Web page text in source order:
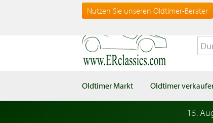
Nutzen Sie unseren Oldtimer-Berater
Oldtimer Markt Oldtimer
15.